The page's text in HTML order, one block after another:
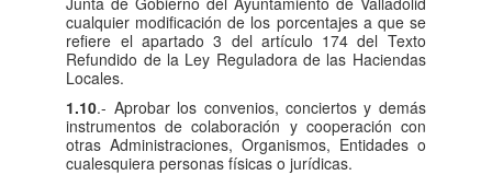
cualquier modificación de los porcentajes a que se
refiere el apartado 3 del artículo 174 del Texto
Refundido de la Ley Reguladora de las Haciendas
Locales.
1.10.- Aprobar los convenios, conciertos y demás
instrumentos de colaboración y cooperación con
otras Administraciones, Organismos, Entidades o
cualesquiera personas físicas o jurídicas.